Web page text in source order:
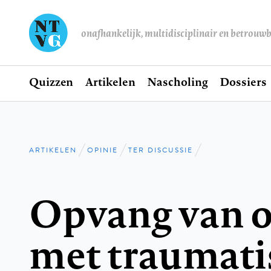
onafhankelijk, multidisciplinair en
Hoofdnavigatie
Home
Quizzen Artikelen Nascholing Dossiers
Kruimelpad
ARTIKELEN OPINIE TER DISCUSSIE
Opvang van
met